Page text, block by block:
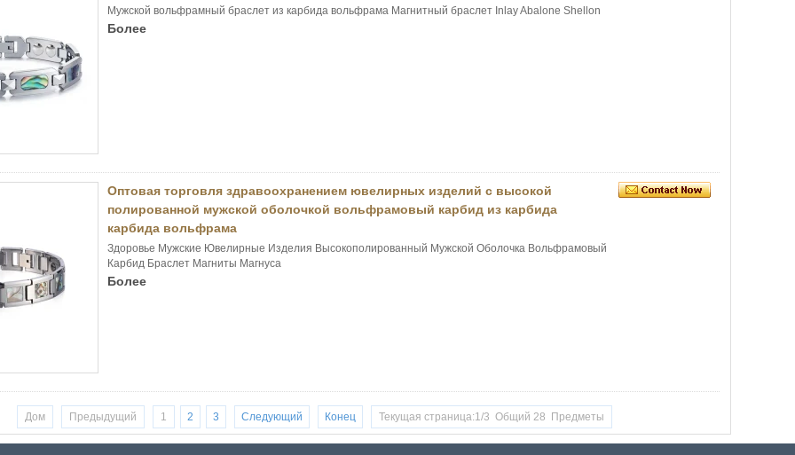
Мужской вольфрамный браслет из карбида вольфрама Магнитный браслет Inlay Abalone Shellon
Более
Оптовая торговля здравоохранением ювелирных изделий с высокой
полированной мужской оболочкой вольфрамовый карбид из карбида
карбида вольфрама
Здоровье Мужские Ювелирные Изделия Высокополированный Мужской Оболочка Вольфрамовый
Карбид Браслет Магниты Магнуса
Более
Дом Предыдущий 1 2 3 Следующий Конец Текущая страница:1/3 Общий 28 Предметы